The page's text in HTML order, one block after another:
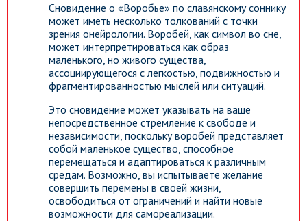
Сновидение о «Воробье» по славянскому соннику
может иметь несколько толкований с точки
зрения онейрологии. Воробей, как символ во сне,
может интерпретироваться как образ
маленького, но живого существа,
ассоциирующегося с легкостью, подвижностью и
фрагментированностью мыслей или ситуаций.
Это сновидение может указывать на ваше
непосредственное стремление к свободе и
независимости, поскольку воробей представляет
собой маленькое существо, способное
перемещаться и адаптироваться к различным
средам. Возможно, вы испытываете желание
совершить перемены в своей жизни,
освободиться от ограничений и найти новые
возможности для самореализации.